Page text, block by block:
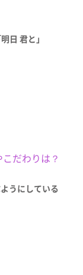
日 君と」
だわりは？
うにしている